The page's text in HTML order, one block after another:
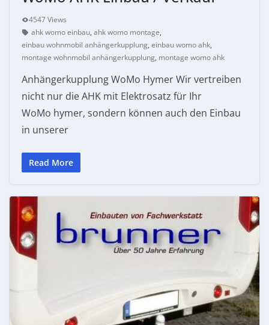
4547 Views
ahk womo einbau, ahk womo montage,
einbau wohnmobil anhängerkupplung, einbau womo ahk,
montage wohnmobil anhängerkupplung, montage womo ahk
Anhängerkupplung WoMo Hymer Wir vertreiben
nicht nur die AHK mit Elektrosatz für Ihr
WoMo hymer, sondern können auch den Einbau
in unserer
Read More